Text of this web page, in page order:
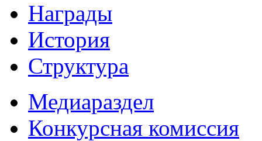
Награды
История
Структура
Медиараздел
Конкурсная комиссия